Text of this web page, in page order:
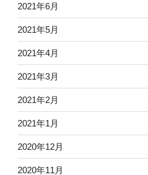
2021年6月
2021年5月
2021年4月
2021年3月
2021年2月
2021年1月
2020年12月
2020年11月